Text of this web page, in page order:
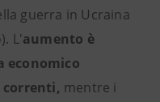
guerra in Ucraina
L'aumento è
economico
correnti, mentre i